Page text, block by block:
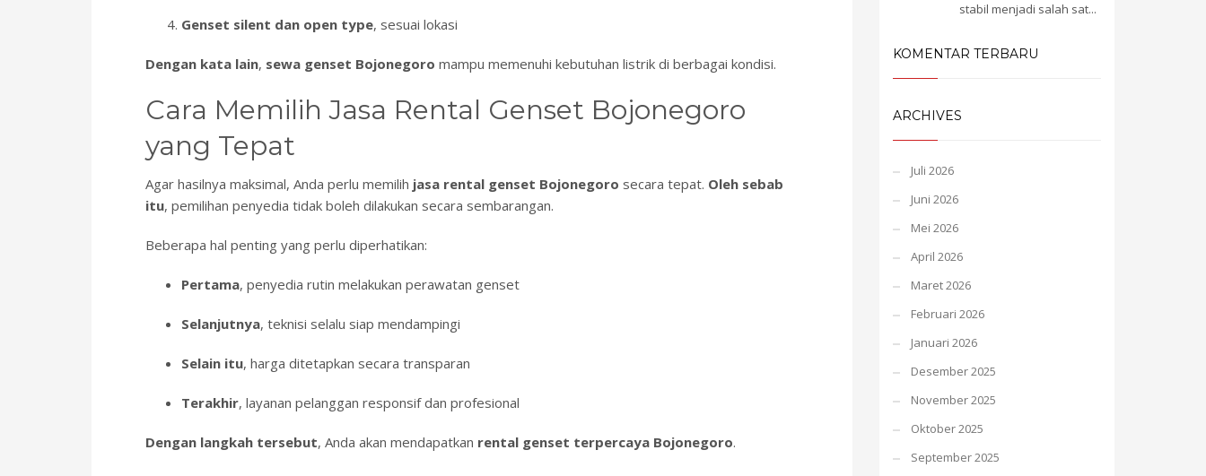
Genset silent dan open type, sesuai lokasi
Dengan kata lain, sewa genset Bojonegoro mampu memenuhi kebutuhan listrik di berbagai kondisi.
Cara Memilih Jasa Rental Genset Bojonegoro
yang Tepat
Agar hasilnya maksimal, Anda perlu memilih jasa rental genset Bojonegoro secara tepat. Oleh sebab
itu, pemilihan penyedia tidak boleh dilakukan secara sembarangan.
Beberapa hal penting yang perlu diperhatikan:
Pertama, penyedia rutin melakukan perawatan genset
Selanjutnya, teknisi selalu siap mendampingi
Selain itu, harga ditetapkan secara transparan
Terakhir, layanan pelanggan responsif dan profesional
Dengan langkah tersebut, Anda akan mendapatkan rental genset terpercaya Bojonegoro.
stabil menjadi salah sat...
KOMENTAR TERBARU
ARCHIVES
Juli 2026
Juni 2026
Mei 2026
April 2026
Maret 2026
Februari 2026
Januari 2026
Desember 2025
November 2025
Oktober 2025
September 2025